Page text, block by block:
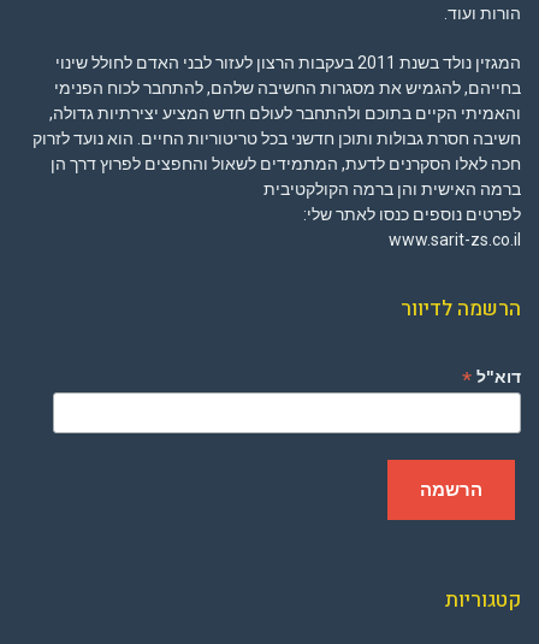
הורות ועוד.
המגזין נולד בשנת 2011 בעקבות הרצון לעזור לבני האדם לחולל שינוי
בחייהם, להגמיש את מסגרות החשיבה שלהם, להתחבר לכוח הפנימי
והאמיתי הקיים בתוכם ולהתחבר לעולם חדש המציע יצירתיות גדולה,
חשיבה חסרת גבולות ותוכן חדשני בכל טריטוריות החיים. הוא נועד לזרוק
חכה לאלו הסקרנים לדעת, המתמידים לשאול והחפצים לפרוץ דרך הן
ברמה האישית והן ברמה הקולקטיבית
לפרטים נוספים כנסו לאתר שלי:
www.sarit-zs.co.il
הרשמה לדיוור
דוא"ל *
קטגוריות